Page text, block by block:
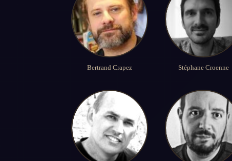
Bertrand Crapez Stéphane Croenne